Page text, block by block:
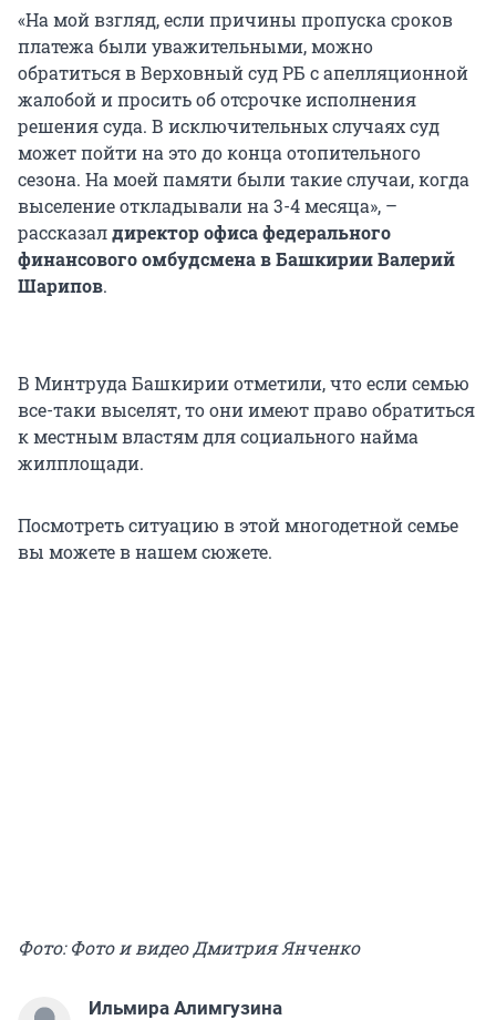
«На мой взгляд, если причины пропуска сроков
платежа были уважительными, можно
обратиться в Верховный суд РБ с апелляционной
жалобой и просить об отсрочке исполнения
решения суда. В исключительных случаях суд
может пойти на это до конца отопительного
сезона. На моей памяти были такие случаи, когда
выселение откладывали на 3-4 месяца», –
рассказалдиректор офиса федерального
финансового омбудсмена в Башкирии Валерий
Шарипов.
В Минтруда Башкирии отметили, что если семью
все-таки выселят, то они имеют право обратиться
к местным властям для социального найма
жилплощади.
Посмотреть ситуацию в этой многодетной семье
вы можете в нашем сюжете.
Фото: Фото и видео Дмитрия Янченко
Ильмира Алимгузина